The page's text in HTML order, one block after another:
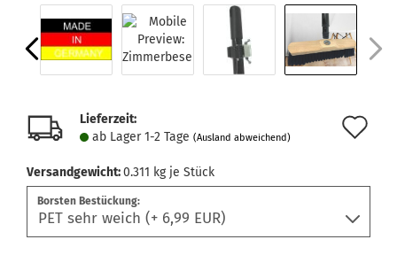
Lieferzeit:
ab Lager 1-2 Tage (Ausland abweichend)
Versandgewicht:0.311 kg je Stück
Borsten Bestückung: